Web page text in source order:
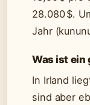
28.080 $.
Jahr
Was ist ein
In Irland
sind aber